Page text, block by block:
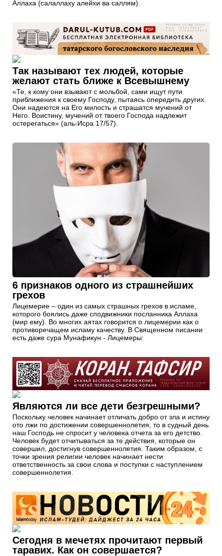
Аллаха (салаллаху алейхи ва саллям).
Так называют тех людей, которые
желают стать ближе к Всевышнему
«Те, к кому они взывают с мольбой, сами ищут пути
приближения к своему Господу, пытаясь опередить других.
Они надеются на Его милость и страшатся мучений от
Него. Воистину, мучений от твоего Господа надлежит
остерегаться» (аль-Исра 17/57).
6 признаков одного из страшнейших
грехов
Лицемерие – один из самых страшных грехов в исламе,
которого боялись даже сподвижники посланника Аллаха
(мир ему). Во многих аятах говорится о лицемерии как о
противоречащем исламу качеству. В Священном писании
есть даже сура Мунафикун - Лицемеры:
Являются ли все дети безгрешными?
Поскольку человек начинает отличать добро от зла и истину
ото лжи по достижении совершеннолетия, то в судный день
наш Господь не спросит у человека отчета за его детство.
Человек будет отчитываться за те действия, которые он
совершил, достигнув совершеннолетия. Таким образом, с
точки зрения религии человек начинает нести
ответственность за свои слова и поступки с наступлением
совершеннолетия.
Сегодня в мечетях прочитают первый
таравих. Как он совершается?